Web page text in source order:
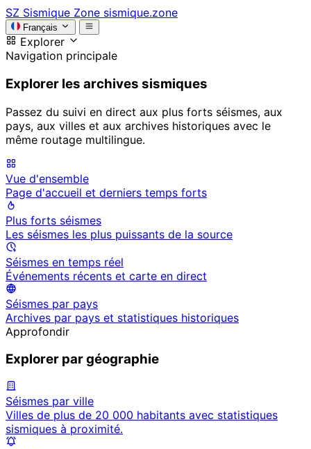
SZ Sismique Zone sismique.zone
Français
Explorer
Navigation principale
Explorer les archives sismiques
Passez du suivi en direct aux plus forts séismes, aux
pays, aux villes et aux archives historiques avec le
même routage multilingue.
Vue d'ensemble
Page d'accueil et derniers temps forts
Plus forts séismes
Les séismes les plus puissants de la source
Séismes en temps réel
Événements récents et carte en direct
Séismes par pays
Archives par pays et statistiques historiques
Approfondir
Explorer par géographie
Séismes par ville
Villes de plus de 20 000 habitants avec statistiques
sismiques à proximité.